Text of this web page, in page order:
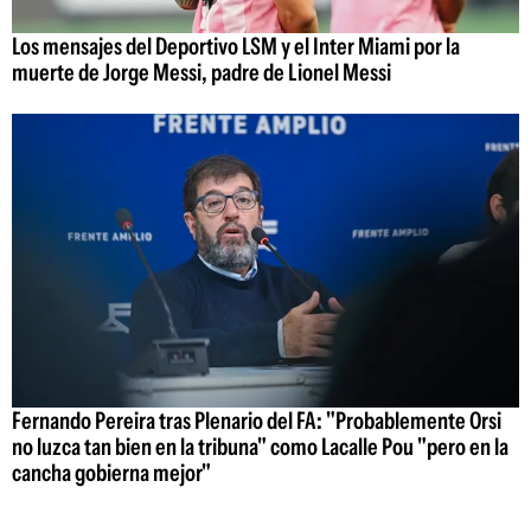
Los mensajes del Deportivo LSM y el Inter Miami por la
muerte de Jorge Messi, padre de Lionel Messi
Fernando Pereira tras Plenario del FA: "Probablemente Orsi
no luzca tan bien en la tribuna" como Lacalle Pou "pero en la
cancha gobierna mejor"